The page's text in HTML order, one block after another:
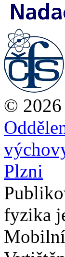
© 2026
Plzni
fyzika